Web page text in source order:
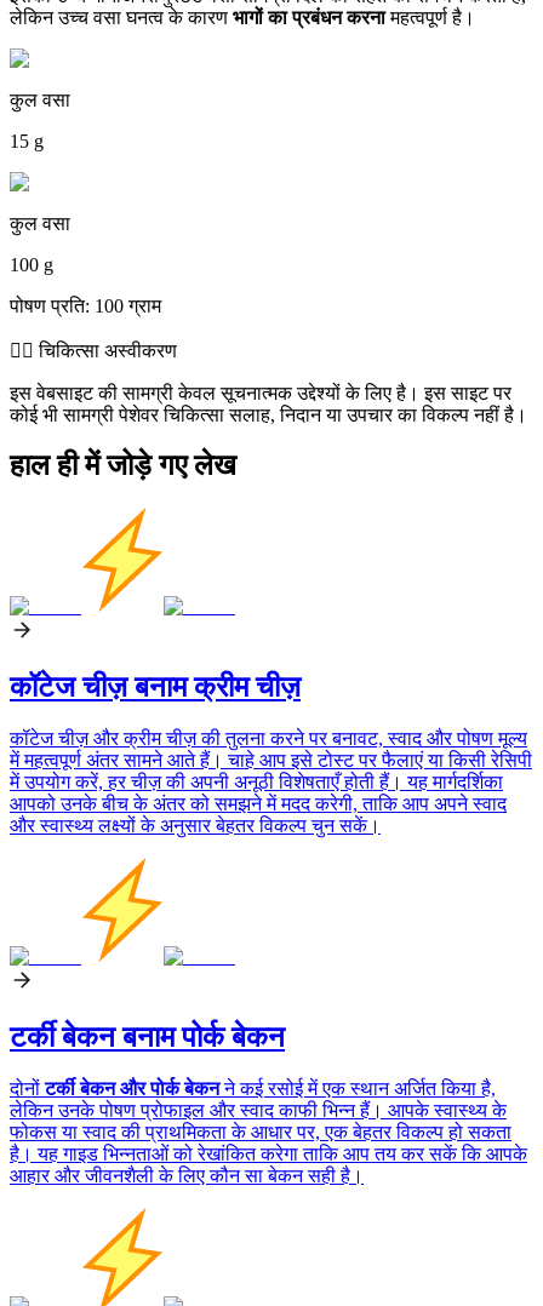
लेकिन उच्च वसा घनत्व के कारण भागों का प्रबंधन करनामहत्वपूर्ण है।
कुल वसा
15 g
कुल वसा
100 g
पोषण प्रति: 100 ग्राम
👨‍⚕️️ चिकित्सा अस्वीकरण
इस वेबसाइट की सामग्री केवल सूचनात्मक उद्देश्यों के लिए है। इस साइट पर
कोई भी सामग्री पेशेवर चिकित्सा सलाह, निदान या उपचार का विकल्प नहीं है।
हाल ही में जोड़े गए लेख
कॉटेज चीज़ बनाम क्रीम चीज़
कॉटेज चीज़ और क्रीम चीज़ की तुलना करने पर बनावट, स्वाद और पोषण मूल्य
में महत्वपूर्ण अंतर सामने आते हैं। चाहे आप इसे टोस्ट पर फैलाएं या किसी रेसिपी
में उपयोग करें, हर चीज़ की अपनी अनूठी विशेषताएँ होती हैं। यह मार्गदर्शिका
आपको उनके बीच के अंतर को समझने में मदद करेगी, ताकि आप अपने स्वाद
और स्वास्थ्य लक्ष्यों के अनुसार बेहतर विकल्प चुन सकें।
टर्की बेकन बनाम पोर्क बेकन
दोनोंटर्की बेकन और पोर्क बेकनने कई रसोई में एक स्थान अर्जित किया है,
लेकिन उनके पोषण प्रोफाइल और स्वाद काफी भिन्न हैं। आपके स्वास्थ्य के
फोकस या स्वाद की प्राथमिकता के आधार पर, एक बेहतर विकल्प हो सकता
है। यह गाइड भिन्नताओं को रेखांकित करेगा ताकि आप तय कर सकें कि आपके
आहार और जीवनशैली के लिए कौन सा बेकन सही है।